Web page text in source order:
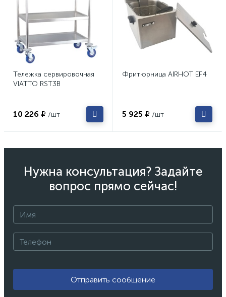
Тележка сервировочная
VIATTO RST3B
10 226 ₽ /шт
Фритюрница AIRHOT EF4
5 925 ₽ /шт
Нужна консультация? Задайте
вопрос прямо сейчас!
Отправить сообщение